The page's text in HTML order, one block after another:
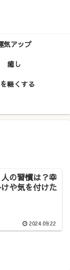
気アップ
癒し
軽くする
の習慣は？幸
や気を付けた
2024.09.22